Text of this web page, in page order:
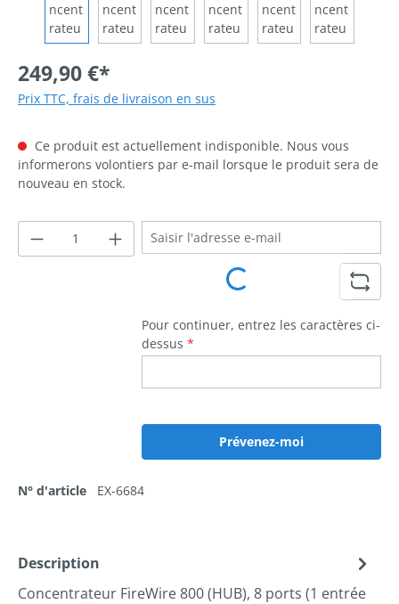
249,90 €*
Prix TTC, frais de livraison en sus
Ce produit est actuellement indisponible. Nous vous
informerons volontiers par e-mail lorsque le produit sera de
nouveau en stock.
Loading...
Pour continuer, entrez les caractères ci-
dessus *
Prévenez-moi
N° d'article EX-6684
Description
Concentrateur FireWire 800 (HUB), 8 ports (1 entrée